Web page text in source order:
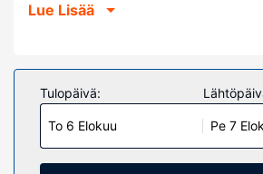
soveltuva hotelli sijaitsee 1,4 km:n
Kaikkien 91 huoneen varusteluun
minibaarituotteet ja äly-tv:t. Huoneiden
patjallisissa sängyissä on ylelliset
Mukavuuksiin kuuluu digitaalikanavat
Lue Lisää
Tulopäivä:
To 6 Elokuu Pe 7